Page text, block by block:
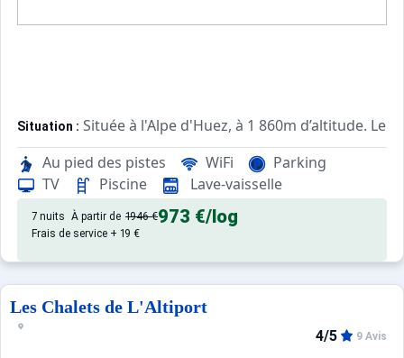
Situation : Située à l'Alpe d'Huez, à 1 860m d’altitude.
Résidence :Classée 5*, la résidence propose 48
Au pied des pistes WiFi
Parking
TV
Piscine Lave-vaisselle
7 nuits À partir de 1946 €973 €/log
Frais de service + 19 €
Les Chalets de L'Altiport
4/5 9 Avis